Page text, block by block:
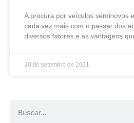
A procura por veículos seminovos
cada vez mais com o passar dos
diversos fatores e as vantagens
20 de setembro de 2021